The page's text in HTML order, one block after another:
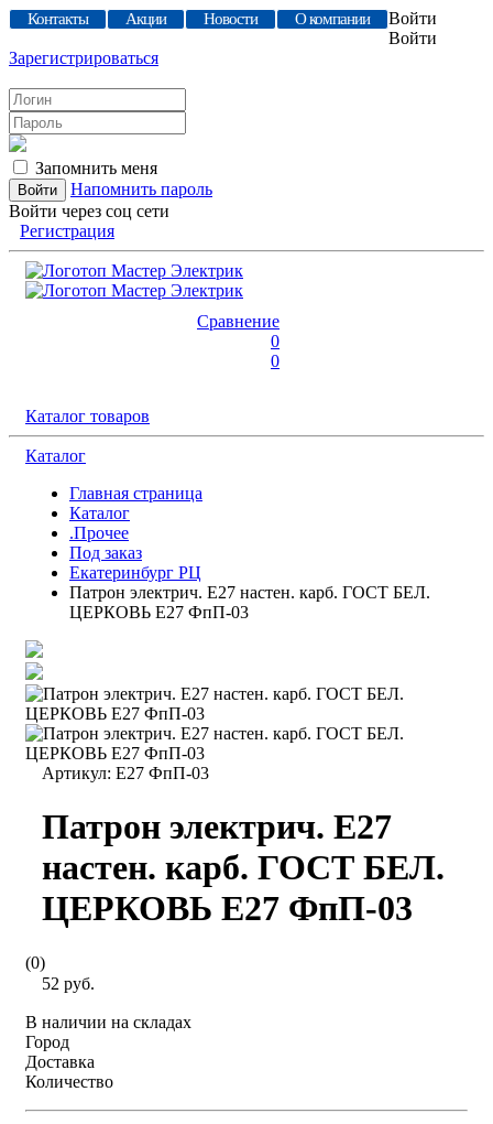
Контакты Акции Новости О компании
Войти
Войти
Зарегистрироваться
Запомнить меня
Напомнить пароль
Войти через соц сети
Регистрация
Сравнение
0
0
Каталог товаров
Каталог
Главная страница
Каталог
.Прочее
Под заказ
Екатеринбург РЦ
Патрон электрич. E27 настен. карб. ГОСТ БЕЛ.
ЦЕРКОВЬ E27 ФпП-03
Артикул: Е27 ФпП-03
Патрон электрич. E27
настен. карб. ГОСТ БЕЛ.
ЦЕРКОВЬ E27 ФпП-03
(0)
52 руб.
В наличии на складах
Город
Доставка
Количество